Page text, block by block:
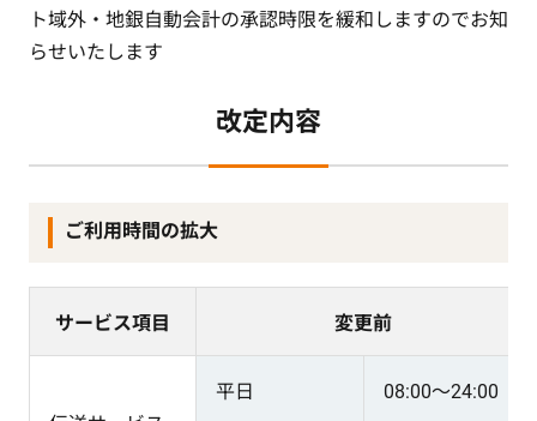
ト域外・地銀自動会計の承認時限を緩和しますのでお知
らせいたします
改定内容
ご利用時間の拡大
サービス項目 変更前
平日 08:00～24:00